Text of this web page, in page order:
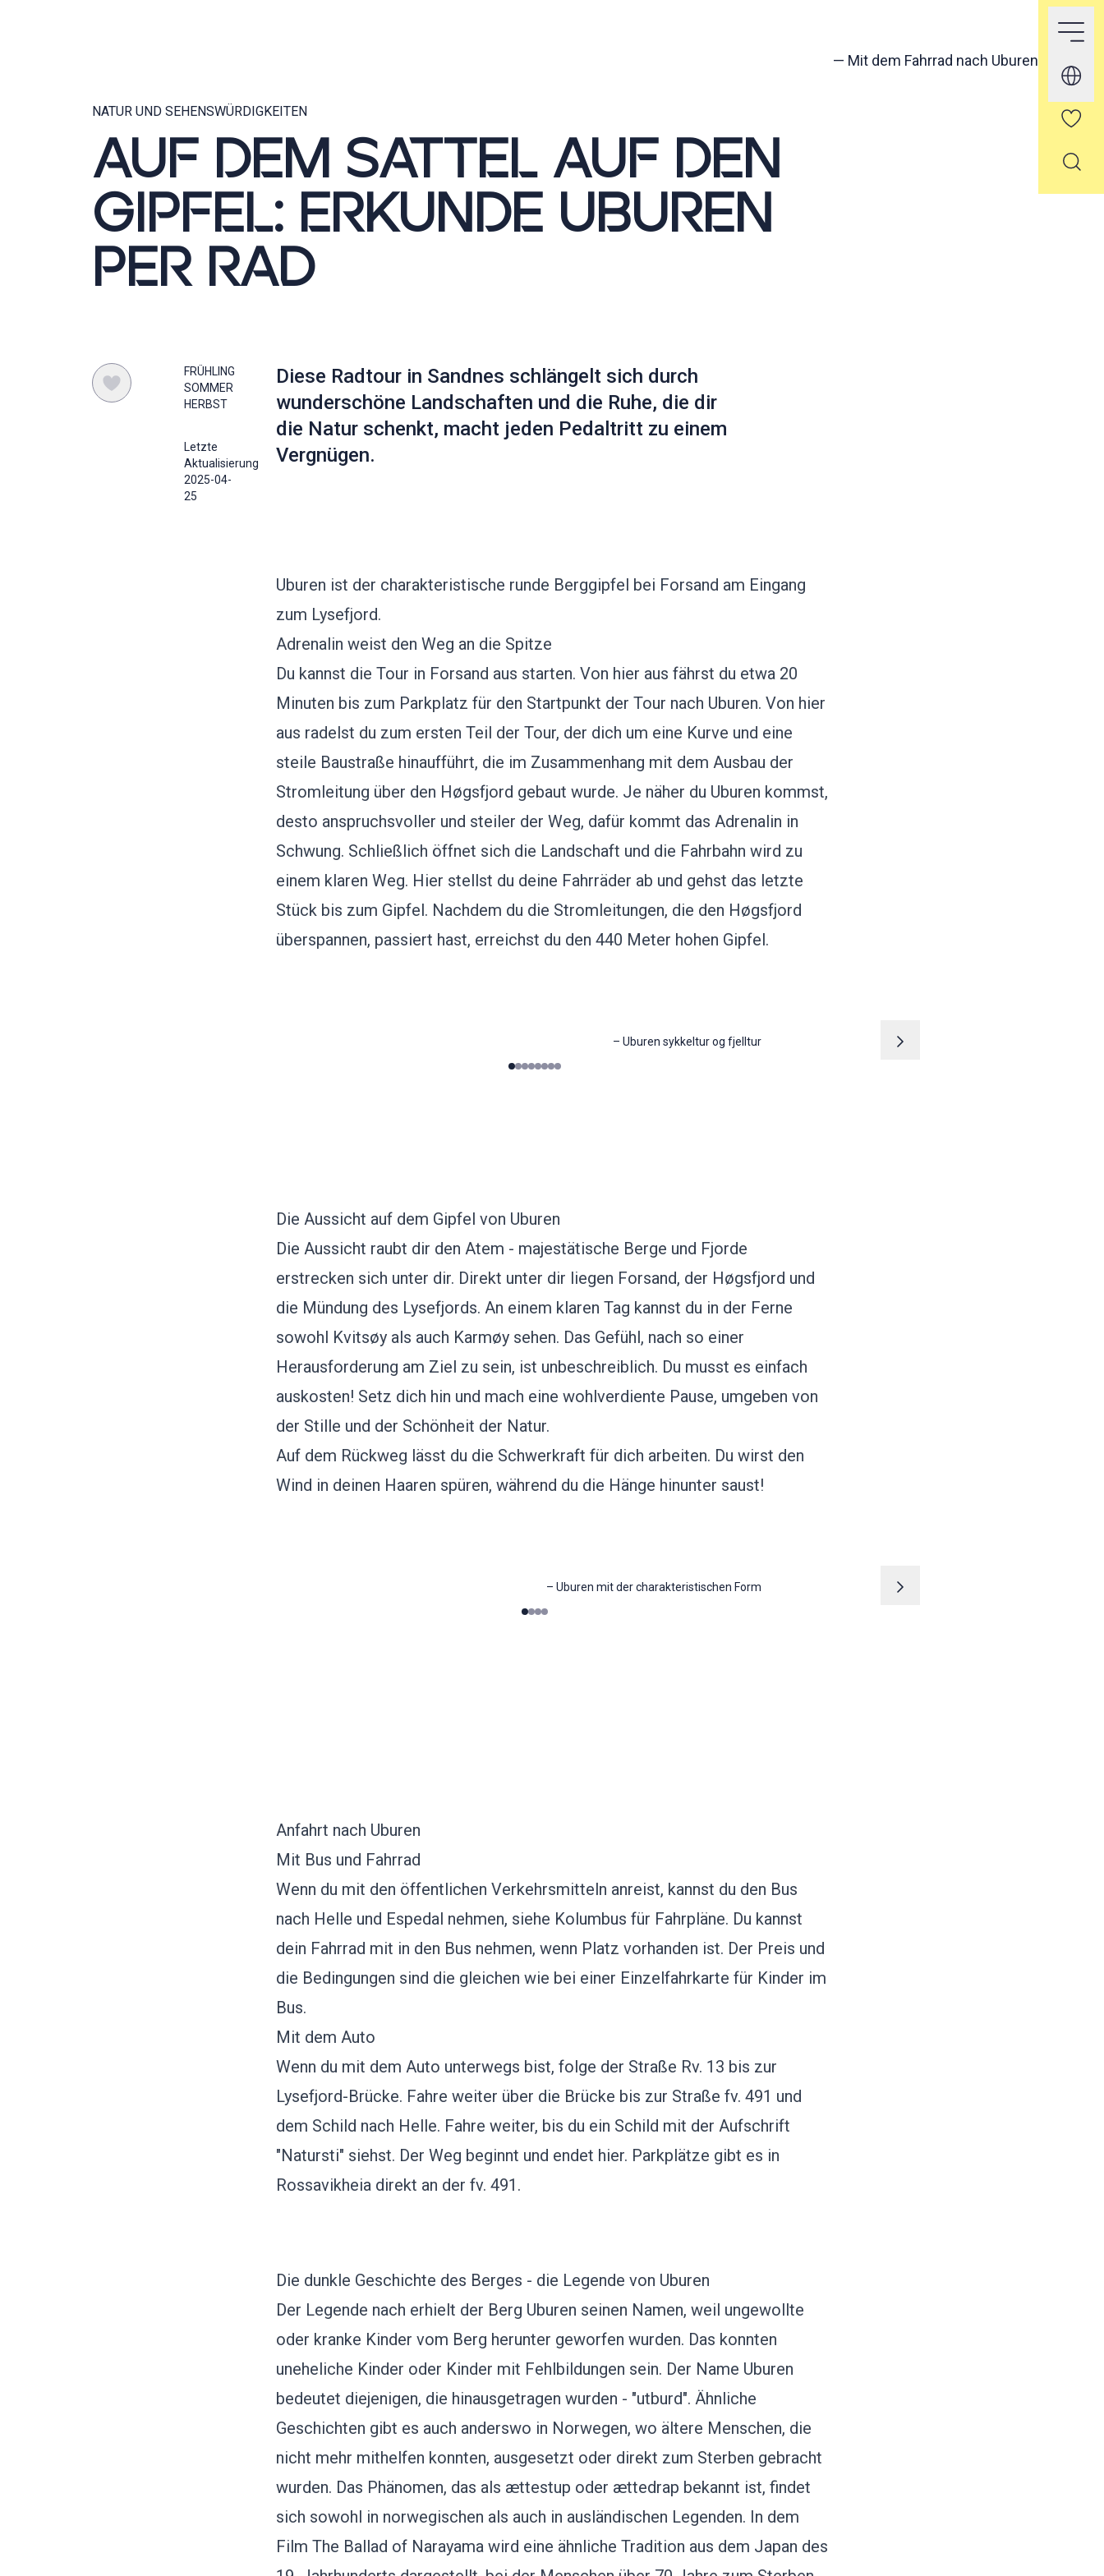
— Mit dem Fahrrad nach Uburen
NATUR UND SEHENSWÜRDIGKEITEN
AUF DEM SATTEL AUF DEN
GIPFEL: ERKUNDE UBUREN
PER RAD
FRÜHLING
SOMMER
HERBST
Letzte
Aktualisierung
2025-04-
25
Diese Radtour in Sandnes schlängelt sich durch
wunderschöne Landschaften und die Ruhe, die dir
die Natur schenkt, macht jeden Pedaltritt zu einem
Vergnügen.
Uburen ist der charakteristische runde Berggipfel bei Forsand am Eingang
zum Lysefjord.
Adrenalin weist den Weg an die Spitze
Du kannst die Tour in Forsand aus starten. Von hier aus fährst du etwa 20
Minuten bis zum Parkplatz für den Startpunkt der Tour nach Uburen. Von hier
aus radelst du zum ersten Teil der Tour, der dich um eine Kurve und eine
steile Baustraße hinaufführt, die im Zusammenhang mit dem Ausbau der
Stromleitung über den Høgsfjord gebaut wurde. Je näher du Uburen kommst,
desto anspruchsvoller und steiler der Weg, dafür kommt das Adrenalin in
Schwung. Schließlich öffnet sich die Landschaft und die Fahrbahn wird zu
einem klaren Weg. Hier stellst du deine Fahrräder ab und gehst das letzte
Stück bis zum Gipfel. Nachdem du die Stromleitungen, die den Høgsfjord
überspannen, passiert hast, erreichst du den 440 Meter hohen Gipfel.
– Uburen sykkeltur og fjelltur
01234567
Die Aussicht auf dem Gipfel von Uburen
Die Aussicht raubt dir den Atem - majestätische Berge und Fjorde
erstrecken sich unter dir. Direkt unter dir liegen Forsand, der Høgsfjord und
die Mündung des Lysefjords. An einem klaren Tag kannst du in der Ferne
sowohl Kvitsøy als auch Karmøy sehen. Das Gefühl, nach so einer
Herausforderung am Ziel zu sein, ist unbeschreiblich. Du musst es einfach
auskosten! Setz dich hin und mach eine wohlverdiente Pause, umgeben von
der Stille und der Schönheit der Natur.
Auf dem Rückweg lässt du die Schwerkraft für dich arbeiten. Du wirst den
Wind in deinen Haaren spüren, während du die Hänge hinunter saust!
– Uburen mit der charakteristischen Form
0123
Anfahrt nach Uburen
Mit Bus und Fahrrad
Wenn du mit den öffentlichen Verkehrsmitteln anreist, kannst du den Bus
nach Helle und Espedal nehmen, siehe Kolumbus für Fahrpläne. Du kannst
dein Fahrrad mit in den Bus nehmen, wenn Platz vorhanden ist. Der Preis und
die Bedingungen sind die gleichen wie bei einer Einzelfahrkarte für Kinder im
Bus.
Mit dem Auto
Wenn du mit dem Auto unterwegs bist, folge der Straße Rv. 13 bis zur
Lysefjord-Brücke. Fahre weiter über die Brücke bis zur Straße fv. 491 und
dem Schild nach Helle. Fahre weiter, bis du ein Schild mit der Aufschrift
"Natursti" siehst. Der Weg beginnt und endet hier. Parkplätze gibt es in
Rossavikheia direkt an der fv. 491.
Die dunkle Geschichte des Berges - die Legende von Uburen
Der Legende nach erhielt der Berg Uburen seinen Namen, weil ungewollte
oder kranke Kinder vom Berg herunter geworfen wurden. Das konnten
uneheliche Kinder oder Kinder mit Fehlbildungen sein. Der Name Uburen
bedeutet diejenigen, die hinausgetragen wurden - "utburd". Ähnliche
Geschichten gibt es auch anderswo in Norwegen, wo ältere Menschen, die
nicht mehr mithelfen konnten, ausgesetzt oder direkt zum Sterben gebracht
wurden. Das Phänomen, das als ættestup oder ættedrap bekannt ist, findet
sich sowohl in norwegischen als auch in ausländischen Legenden. In dem
Film The Ballad of Narayama wird eine ähnliche Tradition aus dem Japan des